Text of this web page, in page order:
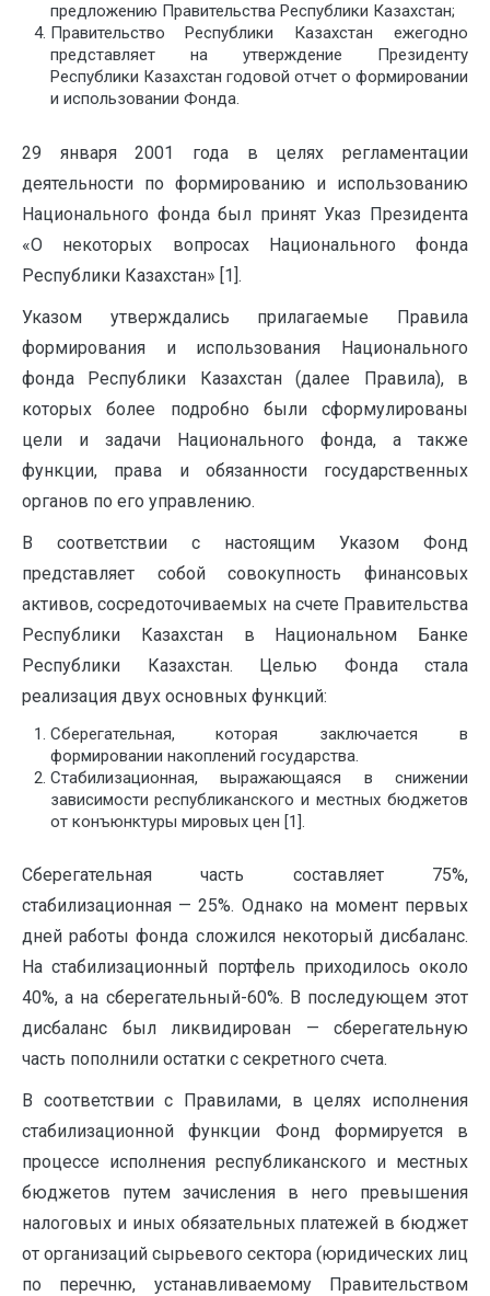
предложению Правительства Республики Казахстан;
Правительство Республики Казахстан ежегодно
представляет на утверждение Президенту
Республики Казахстан годовой отчет о формировании
и использовании Фонда.
29 января 2001 года в целях регламентации
деятельности по формированию и использованию
Национального фонда был принят Указ Президента
«О некоторых вопросах Национального фонда
Республики Казахстан» [1].
Указом утверждались прилагаемые Правила
формирования и использования Национального
фонда Республики Казахстан (далее Правила), в
которых более подробно были сформулированы
цели и задачи Национального фонда, а также
функции, права и обязанности государственных
органов по его управлению.
В соответствии с настоящим Указом Фонд
представляет собой совокупность финансовых
активов, сосредоточиваемых на счете Правительства
Республики Казахстан в Национальном Банке
Республики Казахстан. Целью Фонда стала
реализация двух основных функций:
Сберегательная, которая заключается в
формировании накоплений государства.
Стабилизационная, выражающаяся в снижении
зависимости республиканского и местных бюджетов
от конъюнктуры мировых цен [1].
Сберегательная часть составляет 75%,
стабилизационная — 25%. Однако на момент первых
дней работы фонда сложился некоторый дисбаланс.
На стабилизационный портфель приходилось около
40%, а на сберегательный-60%. В последующем этот
дисбаланс был ликвидирован — сберегательную
часть пополнили остатки с секретного счета.
В соответствии с Правилами, в целях исполнения
стабилизационной функции Фонд формируется в
процессе исполнения республиканского и местных
бюджетов путем зачисления в него превышения
налоговых и иных обязательных платежей в бюджет
от организаций сырьевого сектора (юридических лиц
по перечню, устанавливаемому Правительством